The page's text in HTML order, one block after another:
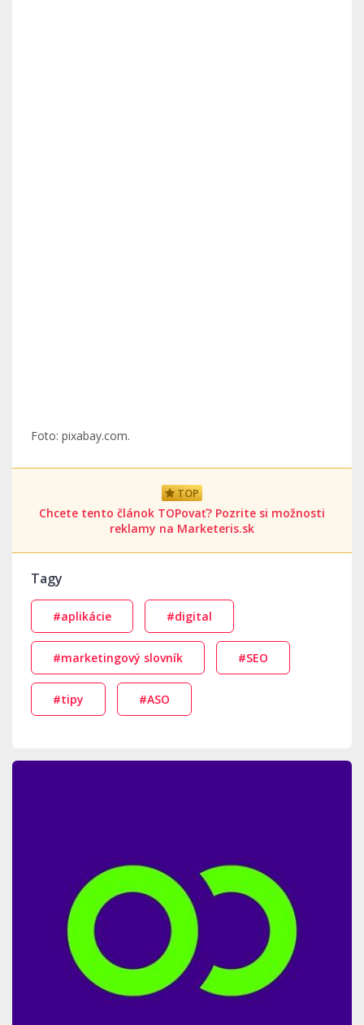
Foto: pixabay.com.
TOP
Chcete tento článok TOPovať? Pozrite si možnosti
reklamy na Marketeris.sk
Tagy
#aplikácie #digital
#marketingový slovník #SEO
#tipy #ASO